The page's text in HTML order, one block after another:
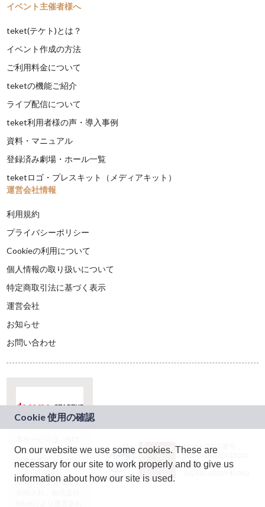
イベント主催者様へ
teket(テケト)とは？
イベント作成の方法
ご利用料金について
teketの機能ご紹介
ライブ配信について
teket利用者様の声・導入事例
資料・マニュアル
登録済み劇場・ホール一覧
teketロゴ・プレスキット（メディアキット）
運営会社情報
利用規約
プライバシーポリシー
Cookieの利用について
個人情報の取り扱いについて
特定商取引法に基づく表示
運営会社
お知らせ
お問い合わせ
ドコモグループの新
規事業創出プログラ
ム「docomo
STARTUP」を通じて
JASRAC許諾番号：
9024936001Y45037
JASRAC許諾番号：
On our website we use some cookies. These are
necessary for our site to work properly and to give us
information about how our site is used.